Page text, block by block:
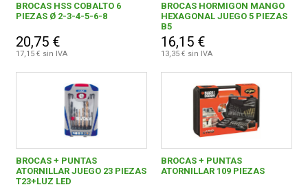
BROCAS HSS COBALTO 6
PIEZAS Ø 2-3-4-5-6-8
20,75 €
17,15 € sin IVA
BROCAS HORMIGON MANGO
HEXAGONAL JUEGO 5 PIEZAS
B5
16,15 €
13,35 € sin IVA
BROCAS + PUNTAS
ATORNILLAR JUEGO 23 PIEZAS
T23+LUZ LED
BROCAS + PUNTAS
ATORNILLAR 109 PIEZAS